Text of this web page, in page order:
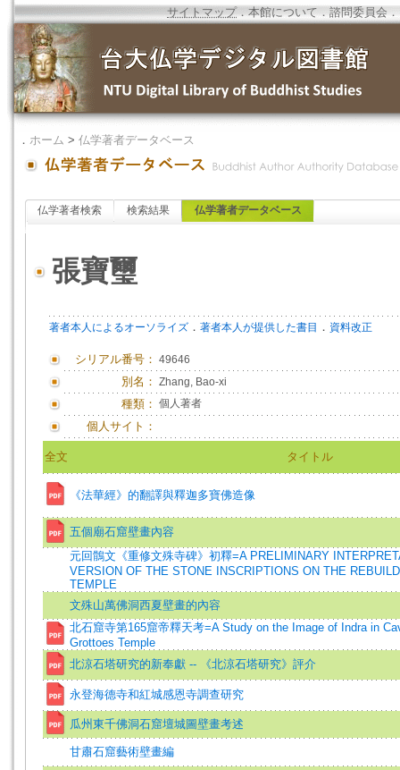
サイトマップ．本館について ．諮問委員会 ．
． ホーム > 仏学著者データベース
仏学著者検索 検索結果 仏学著者データベース
張寶璽
著者本人によるオーソライズ ． 著者本人が提供した書目 ． 資料改正
シリアル番号： 49646
別名： Zhang, Bao-xi
種類： 個人著者
個人サイト：
全文 タイトル
《法華經》的翻譯與釋迦多寶佛造像
五個廟石窟壁畫內容
元回鶻文《重修文殊寺碑》初釋=A PRELIMINARY
VERSION OF THE STONE INSCRIPTIONS ON THE
TEMPLE
文殊山萬佛洞西夏壁畫的內容
北石窟寺第165窟帝釋天考=A Study on the Image of Indra in
Grottoes Temple
北涼石塔研究的新奉獻 -- 《北涼石塔研究》評介
永登海德寺和紅城感恩寺調查研究
瓜州東千佛洞石窟壇城圖壁畫考述
甘肅石窟藝術壁畫編